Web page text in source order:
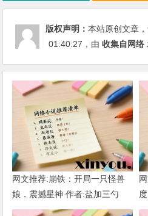
版权声明：本站原创文章
01:40:27 ，由收集自网络
网文推荐:崩铁：开局一只怪兽
娘，震撼星神 作者:盐加三勺
（1-218）TXT下载